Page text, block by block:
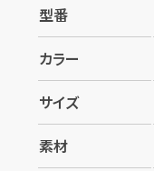
型番
カラー
サイズ
素材